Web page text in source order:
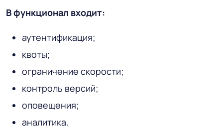
В функционал входит:
аутентификация;
квоты;
ограничение скорости;
контроль версий;
оповещения;
аналитика.